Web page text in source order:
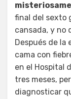
final del sexto
cansada, y no
Después de la
cama con
en el Hospital
tres meses,
diagnosticar